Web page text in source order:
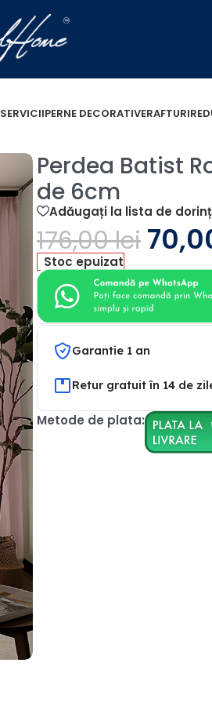
SERVICIIPERNE DECORATIVERAFTURI
Perdea Batist
de 6cm
Adăugați la lista de
176,00lei
Stoc epuizat
Garantie 1 an
Retur gratuit în 14 de
Metode de plata: